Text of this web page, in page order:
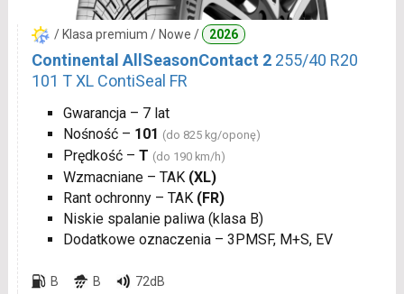
/ Klasa premium / Nowe / 2026
Continental AllSeasonContact 2 255/40 R20
101 T XL ContiSeal FR
Gwarancja – 7 lat
Nośność – 101 (do 825 kg/oponę)
Prędkość – T (do 190 km/h)
Wzmacniane – TAK (XL)
Rant ochronny – TAK (FR)
Niskie spalanie paliwa (klasa B)
Dodatkowe oznaczenia – 3PMSF, M+S, EV
B B 72dB